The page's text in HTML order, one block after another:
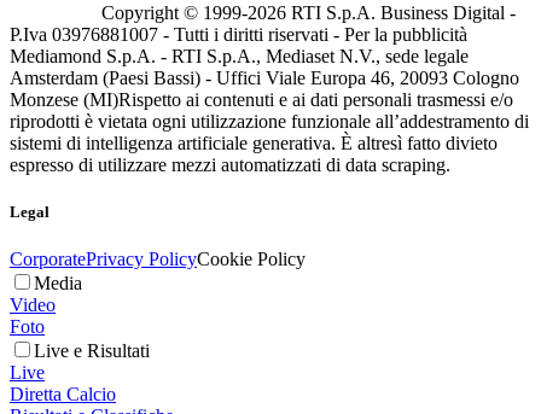
Copyright © 1999-2026 RTI S.p.A. Business Digital -
P.Iva 03976881007 - Tutti i diritti riservati - Per la pubblicità
Mediamond S.p.A. - RTI S.p.A., Mediaset N.V., sede legale
Amsterdam (Paesi Bassi) - Uffici Viale Europa 46, 20093 Cologno
Monzese (MI)Rispetto ai contenuti e ai dati personali trasmessi e/o
riprodotti è vietata ogni utilizzazione funzionale all’addestramento di
sistemi di intelligenza artificiale generativa. È altresì fatto divieto
espresso di utilizzare mezzi automatizzati di data scraping.
Legal
CorporatePrivacy PolicyCookie Policy
Media
Video
Foto
Live e Risultati
Live
Diretta Calcio